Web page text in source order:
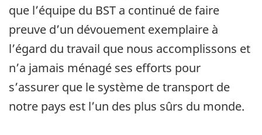
que l’équipe du BST a continué de faire
preuve d’un dévouement exemplaire à
l’égard du travail que nous accomplissons et
n’a jamais ménagé ses efforts pour
s’assurer que le système de transport de
notre pays est l’un des plus sûrs du monde.